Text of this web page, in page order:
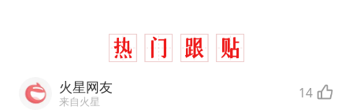
火星网友
来自火星 14